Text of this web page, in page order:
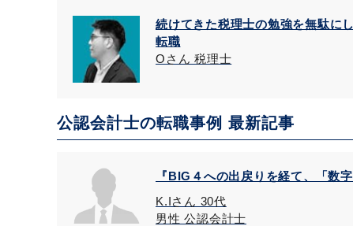
続けてきた税理士の勉強を無駄に
転職
Oさん 税理士
公認会計士の転職事例 最新記事
『BIG４への出戻りを経て、「数
K.Iさん 30代
男性 公認会計士